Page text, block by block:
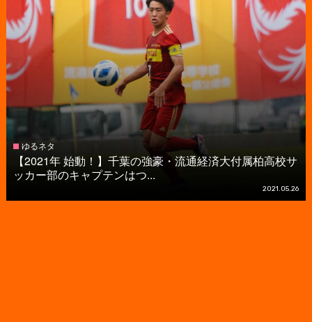
ゆるネタ
【2021年 始動！】千葉の強豪・流通経済大付属柏高校サ
ッカー部のキャプテンはつ...
2021.05.26